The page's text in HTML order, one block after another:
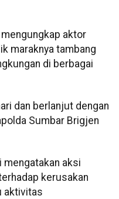
aktor
maraknya tambang
di berbagai
dan berlanjut dengan
Sumbar Brigjen
mengatakan aksi
kerusakan
aktivitas